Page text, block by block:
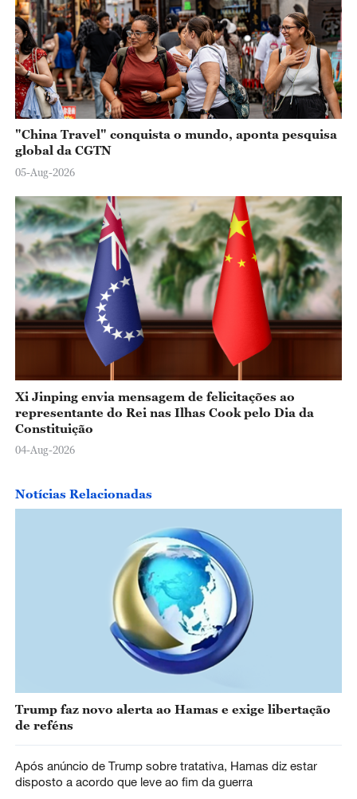
"China Travel" conquista o mundo, aponta pesquisa
global da CGTN
05-Aug-2026
Xi Jinping envia mensagem de felicitações ao
representante do Rei nas Ilhas Cook pelo Dia da
Constituição
04-Aug-2026
Notícias Relacionadas
Trump faz novo alerta ao Hamas e exige libertação
de reféns
Após anúncio de Trump sobre tratativa, Hamas diz estar
disposto a acordo que leve ao fim da guerra